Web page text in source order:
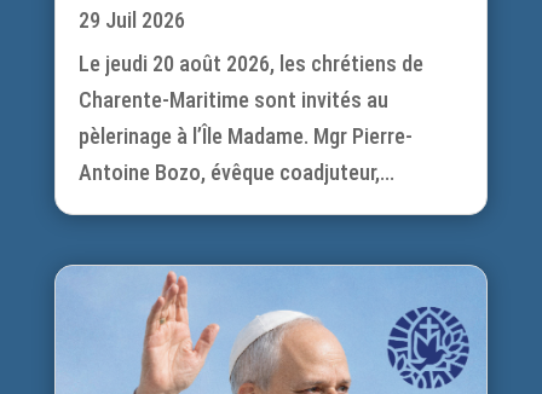
29 Juil 2026
Le jeudi 20 août 2026, les chrétiens de
Charente-Maritime sont invités au
pèlerinage à l’Île Madame. Mgr Pierre-
Antoine Bozo, évêque coadjuteur,...